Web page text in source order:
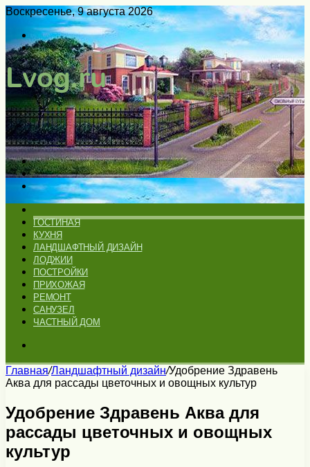
Воскресенье, 9 августа 2026
Войти
Switch
skin
Меню
Искать
Switch
skin
ГОСТИНАЯ
КУХНЯ
ЛАНДШАФТНЫЙ ДИЗАЙН
ЛОДЖИИ
ПОСТРОЙКИ
ПРИХОЖАЯ
РЕМОНТ
САНУЗЕЛ
ЧАСТНЫЙ ДОМ
Главная/Ландшафтный дизайн/Удобрение Здравень
Аква для рассады цветочных и овощных культур
Удобрение Здравень Аква для
рассады цветочных и овощных
культур